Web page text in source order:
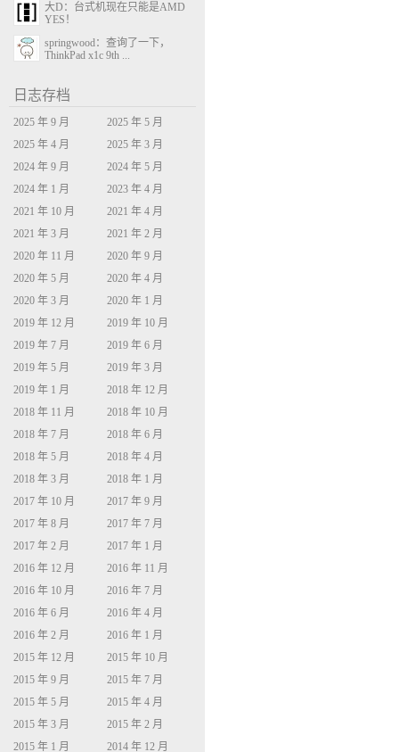
大D：台式机现在只能是AMD
YES！
springwood：查询了一下，
ThinkPad x1c 9th ...
日志存档
2025 年 9 月
2025 年 5 月
2025 年 4 月
2025 年 3 月
2024 年 9 月
2024 年 5 月
2024 年 1 月
2023 年 4 月
2021 年 10 月
2021 年 4 月
2021 年 3 月
2021 年 2 月
2020 年 11 月
2020 年 9 月
2020 年 5 月
2020 年 4 月
2020 年 3 月
2020 年 1 月
2019 年 12 月
2019 年 10 月
2019 年 7 月
2019 年 6 月
2019 年 5 月
2019 年 3 月
2019 年 1 月
2018 年 12 月
2018 年 11 月
2018 年 10 月
2018 年 7 月
2018 年 6 月
2018 年 5 月
2018 年 4 月
2018 年 3 月
2018 年 1 月
2017 年 10 月
2017 年 9 月
2017 年 8 月
2017 年 7 月
2017 年 2 月
2017 年 1 月
2016 年 12 月
2016 年 11 月
2016 年 10 月
2016 年 7 月
2016 年 6 月
2016 年 4 月
2016 年 2 月
2016 年 1 月
2015 年 12 月
2015 年 10 月
2015 年 9 月
2015 年 7 月
2015 年 5 月
2015 年 4 月
2015 年 3 月
2015 年 2 月
2015 年 1 月
2014 年 12 月